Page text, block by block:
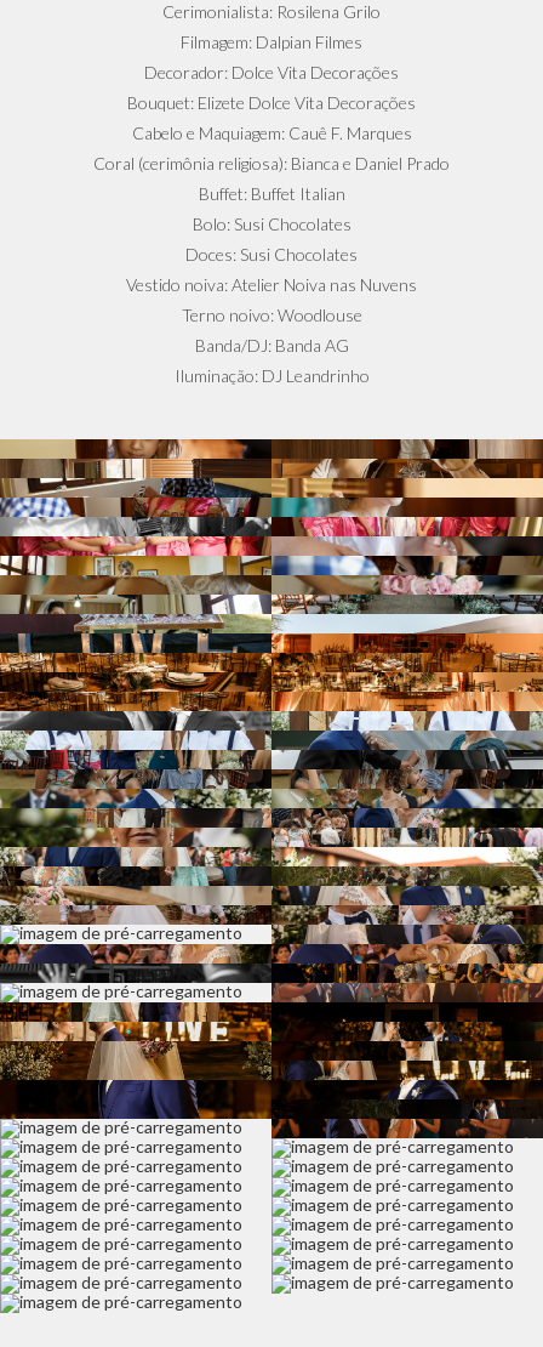
Cerimonialista: Rosilena Grilo
Filmagem: Dalpian Filmes
Decorador: Dolce Vita Decorações
Bouquet: Elizete Dolce Vita Decorações
Cabelo e Maquiagem: Cauê F. Marques
Coral (cerimônia religiosa): Bianca e Daniel Prado
Buffet: Buffet Italian
Bolo: Susi Chocolates
Doces: Susi Chocolates
Vestido noiva: Atelier Noiva nas Nuvens
Terno noivo: Woodlouse
Banda/DJ: Banda AG
Iluminação: DJ Leandrinho